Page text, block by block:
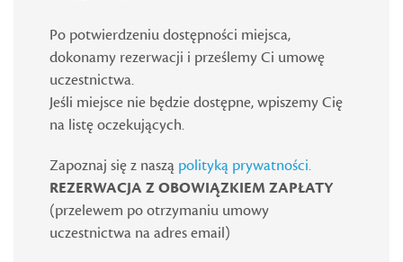
Po potwierdzeniu dostępności miejsca,
dokonamy rezerwacji i prześlemy Ci umowę
uczestnictwa.
Jeśli miejsce nie będzie dostępne, wpiszemy Cię
na listę oczekujących.
Zapoznaj się z naszą polityką prywatności.
REZERWACJA Z OBOWIĄZKIEM ZAPŁATY
(przelewem po otrzymaniu umowy
uczestnictwa na adres email)